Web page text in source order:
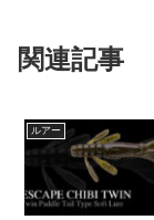
関連記事
ルアー